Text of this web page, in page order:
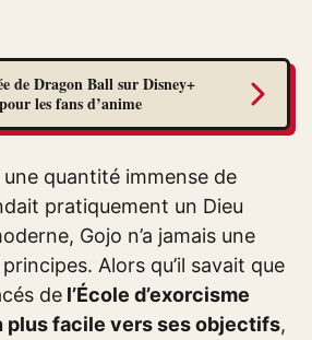
de Dragon Ball sur Disney+
les fans d’anime
quantité immense de
pratiquement un Dieu
Gojo n’a jamais une
Alors qu’il savait que
de l’École d’exorcisme
plus facile vers ses objectifs,